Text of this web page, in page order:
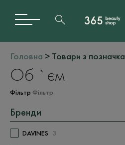
Головна > Товари з
Об `єм
Фільтр Фільтр
Бренди
DAVINES 3